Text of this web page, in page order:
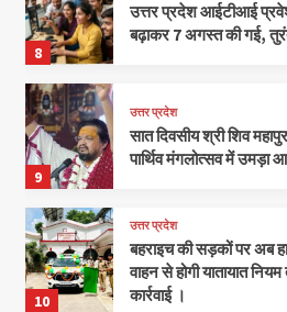
8
उत्तर प्रदेश आईटीआई
बढ़ाकर 7 अगस्त की गई,
9
उत्तर प्रदेश
सात दिवसीय श्री शिव
पार्थिव मंगलोत्सव में उमड़ा
10
उत्तर प्रदेश
बहराइच की सड़कों पर अब
वाहन से होगी यातायात
कार्रवाई ।